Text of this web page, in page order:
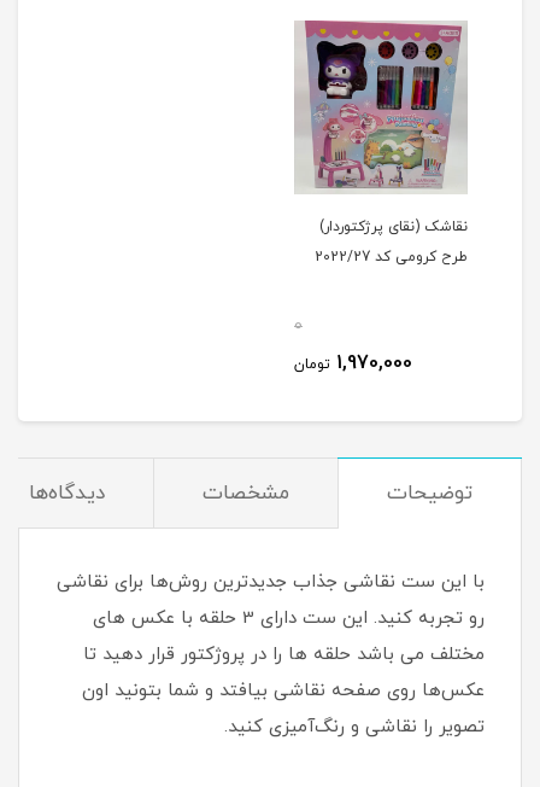
نقاشک (نقای پرژکتوردار)
طرح کرومی کد 2022/27
0
1,970,000 تومان
توضیحات مشخصات دیدگاه‌ها
با این ست نقاشی جذاب جدیدترین روش‌ها برای نقاشی
رو تجربه کنید. این ست دارای 3 حلقه با عکس های
مختلف می باشد حلقه ها را در پروژکتور قرار دهید تا
عکس‌ها روی صفحه نقاشی بیافتد و شما بتونید اون
تصویر را نقاشی و رنگ‌آمیزی کنید.